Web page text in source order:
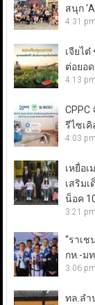
สนุก
4:31 pm
เจียไ
ต่อยอ
4:13 pm
รีไซเ
4:03 pm
เหยื่อ
เสริม
น็อค
3:21 pm
“ราเช
กห.-ม
3:06 pm
ทล.ลำ